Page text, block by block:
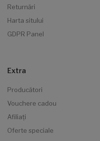
Returnări
Harta sitului
GDPR Panel
Extra
Producători
Vouchere cadou
Afiliaţi
Oferte speciale